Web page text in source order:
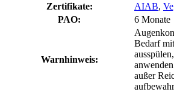
Zertifikate:
AIAB,
PAO:
6 Monate
Warnhinweis:
Bedarf
außer